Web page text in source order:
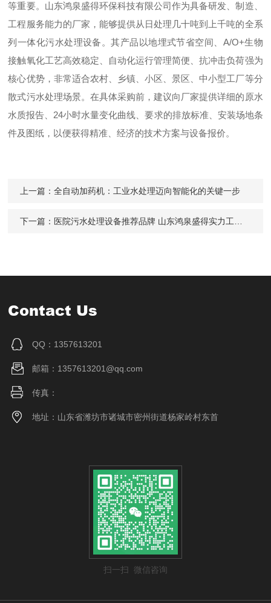
等重要。山东鸿泉盛得环保科技有限公司作为具备研发、制造、
工程服务能力的厂家，能够提供从日处理几十吨到上千吨的全系
列一体化污水处理设备。其产品以地埋式节省空间、A/O+生物
接触氧化工艺高效稳定、自动化运行管理简便、抗冲击负荷强为
核心优势，非常适合农村、乡镇、小区、景区、中小型工厂等分
散式污水处理场景。在具体采购前，建议向厂家提供详细的原水
水质报告、24小时水量变化曲线、要求的排放标准、安装场地条
件及图纸，以便获得精准、经济的技术方案与设备报价。
上一篇：全自动加药机：工业水处理迈向智能化的关键一步
下一篇： 医院污水处理设备推荐品牌 山东鸿泉盛得实力工厂详解
Contact Us
QQ：1357613201
邮箱：1357613201@qq.com
传真：
地址：山东省潍坊市诸城市密州街道杨家岭村东首
扫一扫 微信咨询